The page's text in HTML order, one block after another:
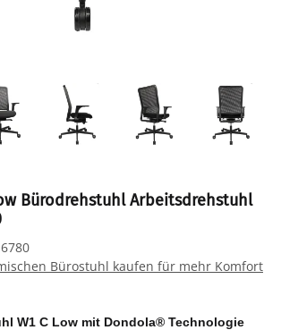
Bürodrehstuhl Arbeitsdrehstuhl
Bürostuhl kaufen für mehr Komfort
W1 C Low mit Dondola® Technologie